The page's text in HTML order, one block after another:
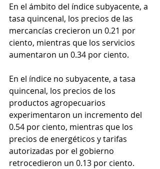
En el ámbito del índice subyacente, a
tasa quincenal, los precios de las
mercancías crecieron un 0.21 por
ciento, mientras que los servicios
aumentaron un 0.34 por ciento.
En el índice no subyacente, a tasa
quincenal, los precios de los
productos agropecuarios
experimentaron un incremento del
0.54 por ciento, mientras que los
precios de energéticos y tarifas
autorizadas por el gobierno
retrocedieron un 0.13 por ciento.